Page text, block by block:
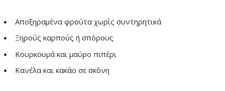
Αποξηραμένα φρούτα χωρίς συντηρητικά
Ξηρούς καρπούς ή σπόρους
Κουρκουμά και μαύρο πιπέρι
Κανέλα και κακάο σε σκόνη